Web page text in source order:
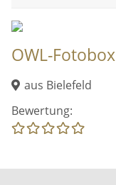
OWL-Fotobox
aus Bielefeld
Bewertung: